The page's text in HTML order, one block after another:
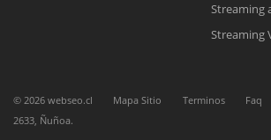
Meet para la reunión
Cotización
Todos nuestros ejecutivos están fuera de línea.
Streaming
Streaming
© 2026 webseo.cl Mapa Sitio Terminos Faq
2633, Ñuñoa.